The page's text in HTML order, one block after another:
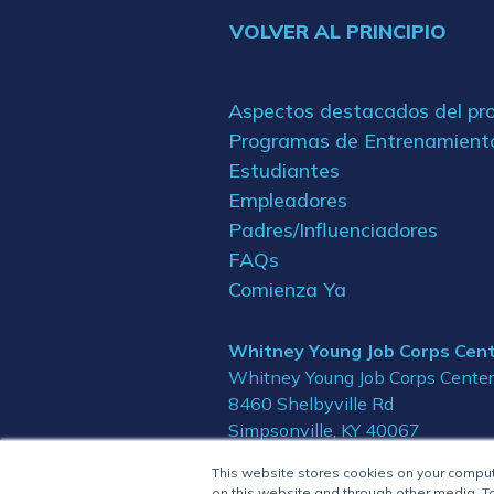
This website stores cookies on your
VOLVER AL PRINCIPIO
Aspectos destacados del
Programas de
Estudiantes
Empleadores
Padres/Influenciadores
FAQs
Comienza Ya
Whitney Young Job Corps
Whitney Young Job Corps Center
8460 Shelbyville Rd
Simpsonville, KY 40067